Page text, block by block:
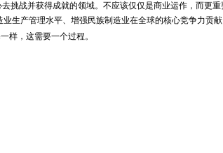
战并获得成就的领域。不应该仅仅是商业运作，而更重
生产管理水平、增强民族制造业在全球的核心竞争力贡献
样，这需要一个过程。